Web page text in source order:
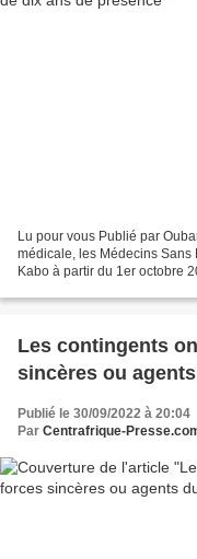
Lu pour vous Publié par
médicale, les Médecins Sans
Kabo à partir du 1er octobre
Les contingents
sincères ou
Publié le 30/09/2022 à 20:04
Par Centrafrique-